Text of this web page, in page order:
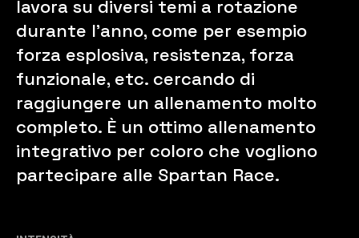
lavora su diversi temi a rotazione
durante l’anno, come per esempio
forza esplosiva, resistenza, forza
funzionale, etc. cercando di
raggiungere un allenamento molto
completo. È un ottimo allenamento
integrativo per coloro che vogliono
partecipare alle Spartan Race.